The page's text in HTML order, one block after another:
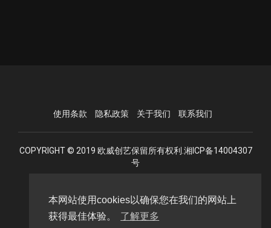
本网站使用cookies以确保您在我们的网站上
获得最佳体验。
了解更多
使用条款 隐私政策 关于我们 联系我们
COPYRIGHT © 2019 欧威创艺保留所有权利.湘ICP备14004307
号
语言